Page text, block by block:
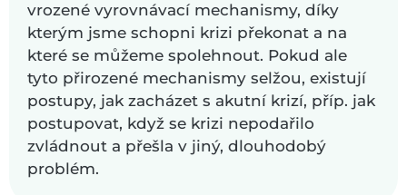
vrozené vyrovnávací mechanismy, díky
kterým jsme schopni krizi překonat a na
které se můžeme spolehnout. Pokud ale
tyto přirozené mechanismy selžou, existují
postupy, jak zacházet s akutní krizí, příp. jak
postupovat, když se krizi nepodařilo
zvládnout a přešla v jiný, dlouhodobý
problém.